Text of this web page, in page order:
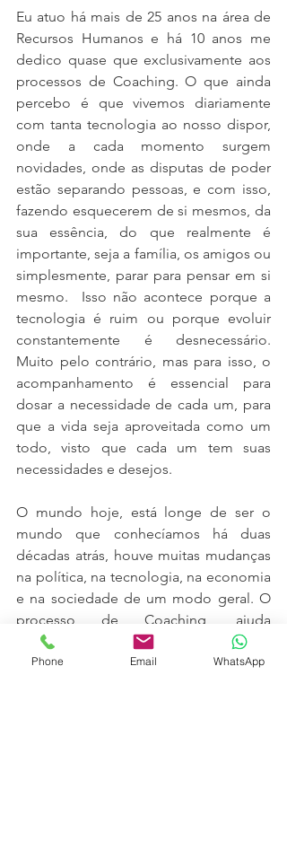
Eu atuo há mais de 25 anos na área de
Recursos Humanos e há 10 anos me
dedico quase que exclusivamente aos
processos de Coaching. O que ainda
percebo é que vivemos diariamente
com tanta tecnologia ao nosso dispor,
onde a cada momento surgem
novidades, onde as disputas de poder
estão separando pessoas, e com isso,
fazendo esquecerem de si mesmos, da
sua essência, do que realmente é
importante, seja a família, os amigos ou
simplesmente, parar para pensar em si
mesmo.  Isso não acontece porque a
tecnologia é ruim ou porque evoluir
constantemente é desnecessário.
Muito pelo contrário, mas para isso, o
acompanhamento é essencial para
dosar a necessidade de cada um, para
que a vida seja aproveitada como um
todo, visto que cada um tem suas
necessidades e desejos.
O mundo hoje, está longe de ser o
mundo que conhecíamos há duas
décadas atrás, houve muitas mudanças
na política, na tecnologia, na economia
e na sociedade de um modo geral. O
processo de Coaching, ajuda
exatamente neste ponto. Mostrar para
as pessoas o que realmente é
Phone Email WhatsApp